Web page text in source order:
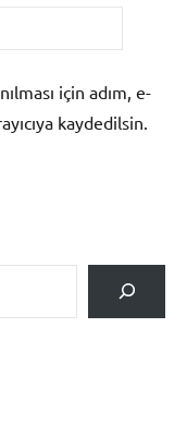
için adım, e-
kaydedilsin.